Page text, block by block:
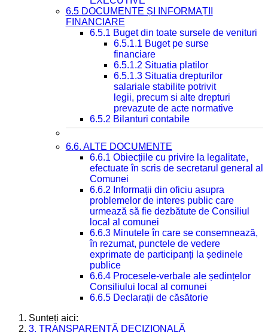
6.5 DOCUMENTE ȘI INFORMAȚII
FINANCIARE
6.5.1 Buget din toate sursele de venituri
6.5.1.1 Buget pe surse
financiare
6.5.1.2 Situatia platilor
6.5.1.3 Situatia drepturilor
salariale stabilite potrivit
legii, precum si alte drepturi
prevazute de acte normative
6.5.2 Bilanturi contabile
6.6. ALTE DOCUMENTE
6.6.1 Obiecțiile cu privire la legalitate,
efectuate în scris de secretarul general al
Comunei
6.6.2 Informații din oficiu asupra
problemelor de interes public care
urmează să fie dezbătute de Consiliul
local al comunei
6.6.3 Minutele în care se consemnează,
în rezumat, punctele de vedere
exprimate de participanți la ședinele
publice
6.6.4 Procesele-verbale ale ședințelor
Consiliului local al comunei
6.6.5 Declarații de căsătorie
Sunteți aici:
3. TRANSPARENȚĂ DECIZIONALĂ